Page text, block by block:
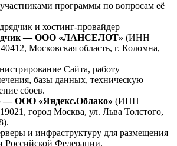
участниками программы по вопросам её
и хостинг-провайдер
— ООО «ЛАНСЕЛОТ» (ИНН
Московская область, г. Коломна,
Сайта, работу
базы данных, техническую
сбоев.
— ООО «Яндекс.Облако» (ИНН
город Москва, ул. Льва Толстого,
и инфраструктуру для размещения
Российской Федерации.